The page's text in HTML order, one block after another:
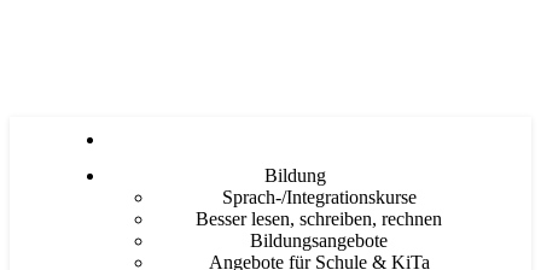
Bildung
Sprach-/Integrationskurse
Besser lesen, schreiben, rechnen
Bildungsangebote
Angebote für Schule & KiTa